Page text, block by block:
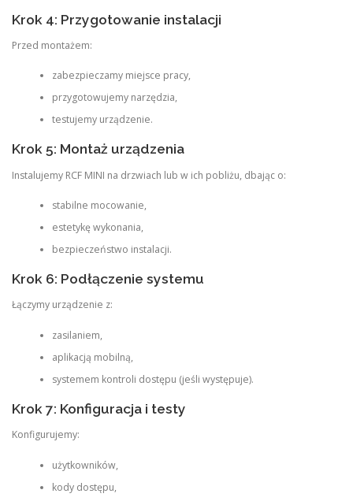
Krok 4: Przygotowanie instalacji
Przed montażem:
zabezpieczamy miejsce pracy,
przygotowujemy narzędzia,
testujemy urządzenie.
Krok 5: Montaż urządzenia
Instalujemy RCF MINI na drzwiach lub w ich pobliżu, dbając o:
stabilne mocowanie,
estetykę wykonania,
bezpieczeństwo instalacji.
Krok 6: Podłączenie systemu
Łączymy urządzenie z:
zasilaniem,
aplikacją mobilną,
systemem kontroli dostępu (jeśli występuje).
Krok 7: Konfiguracja i testy
Konfigurujemy:
użytkowników,
kody dostępu,